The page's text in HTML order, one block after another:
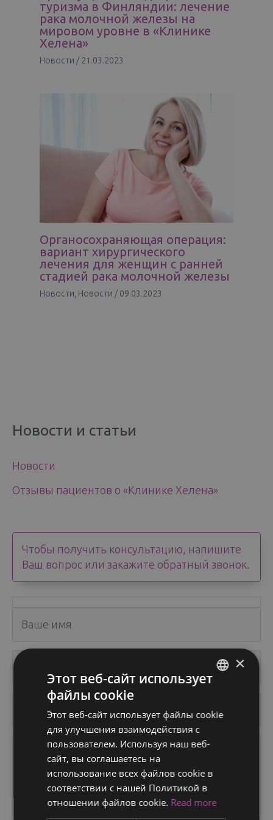
Новости и статьи
Новости
Отзывы пациентов о «Клинике Хелена»
Чтобы получить консультацию, напишите
Ваш вопрос или закажите обратный звонок.
туризма в Финляндии: лечение
рака молочной железы на
мировом уровне в «Клинике
Хелена»
Новости / 21.03.2023
Органосохраняющая операция:
вариант хирургического
лечения для женщин с ранней
стадией рака молочной железы
Новости Новости / 09.03.2023
FINNISH
SWEDISH
×
Этот веб-сайт использует
файлы cookie
Этот веб-сайт использует файлы cookie
для улучшения взаимодействия с
пользователем. Используя наш веб-
сайт, вы соглашаетесь на
использование всех файлов cookie в
соответствии с нашей Политикой в ​​
отношении файлов cookie. Read more